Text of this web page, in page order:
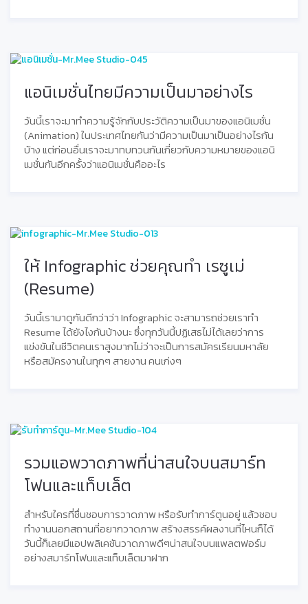
แอนิเมชั่นไทยมีความเป็นมาอย่างไร
วันนี้เราจะมาทำความรู้จักกับประวัติความเป็นมาของแอนิเมชั่น
(Animation) ในประเทศไทยกันว่ามีความเป็นมาเป็นอย่างไรกัน
บ้าง แต่ก่อนอื่นเราจะมาทบทวนกันเกี่ยวกับความหมายของแอนิ
เมชั่นกันอีกครั้งว่าแอนิเมชั่นคืออะไร
ให้ Infographic ช่วยคุณทำ เรซูเม่
(Resume)
วันนี้เรามาดูกันดีกว่าว่า Infographic จะสามารถช่วยเราทำ
Resume ได้ยังไงกันบ้างนะ ซึ่งทุกวันนี้ปฏิเสธไม่ได้เลยว่าการ
แข่งขันในชีวิตคนเราสูงมากไม่ว่าจะเป็นการสมัครเรียนมหาลัย
หรือสมัครงานในทุกๆ สายงาน คนเก่งๆ
รวมแอพวาดภาพที่น่าสนใจบนสมาร์ท
โฟนและแท็บเล็ต
สำหรับใครที่ชื่นชอบการวาดภาพ หรือรับทำการ์ตูนอยู่ แล้วชอบ
ทำงานนอกสถานที่อยากวาดภาพ สร้างสรรค์ผลงานที่ไหนก็ได้
วันนี้ก็เลยมีแอปพลิเคชันวาดภาพดีๆน่าสนใจบนแพลตฟอร์ม
อย่างสมาร์ทโฟนและแท็บเล็ตมาฝาก